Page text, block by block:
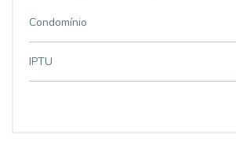
Condomínio
IPTU